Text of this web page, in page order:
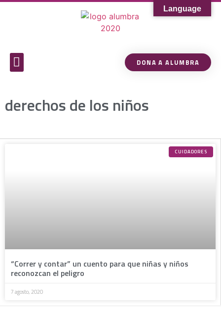
DONA A ALUMBRA
derechos de los niños
CUIDADORES
“Correr y contar” un cuento para que niñas y niños
reconozcan el peligro
7 agosto, 2020
Language